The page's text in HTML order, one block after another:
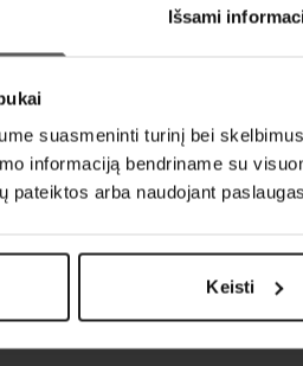
Išsami
suasmeninti turinį bei
informaciją bendriname su
pateiktos arba naudojant
Keisti